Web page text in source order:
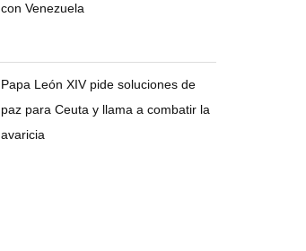
con Venezuela
Papa León XIV pide soluciones de
paz para Ceuta y llama a combatir la
avaricia